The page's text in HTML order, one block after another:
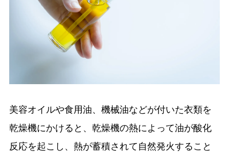
美容オイルや食用油、機械油などが付いた衣類を
乾燥機にかけると、乾燥機の熱によって油が酸化
反応を起こし、熱が蓄積されて自然発火すること